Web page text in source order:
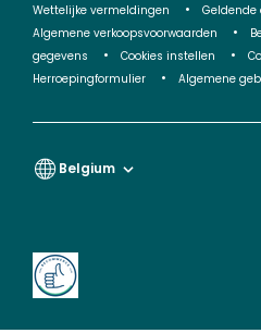
Wettelijke vermeldingen
Algemene verkoopsvoorwaarden
gegevens
Cookies instellen
Herroepingformulier
Algemene
Belgium